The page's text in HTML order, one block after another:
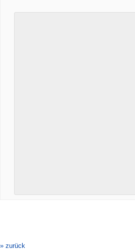
» zurück